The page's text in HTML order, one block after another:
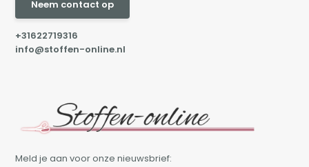
Neem contact op
+31622719316
info@stoffen-online.nl
Meld je aan voor onze nieuwsbrief: